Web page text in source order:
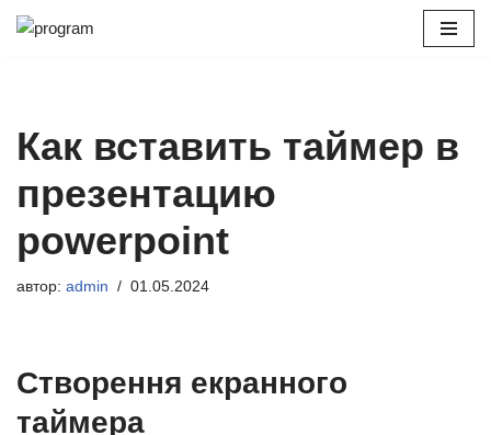
Как вставить таймер в
презентацию
powerpoint
автор: admin 01.05.2024
Створення екранного
таймера